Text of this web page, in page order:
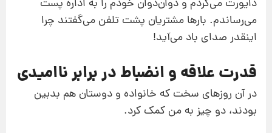
دایورت می‌کردم و دوان‌دوان خودم را به اداره پست
می‌رساندم. بارها مشتریان پشت تلفن می‌گفتند چرا
اینقدر صدای باد می‌آید!
قدرت علاقه و انضباط در برابر ناامیدی
در آن روزهای سخت که خانواده و دوستان هم بدبین
بودند، دو چیز به من کمک کرد.